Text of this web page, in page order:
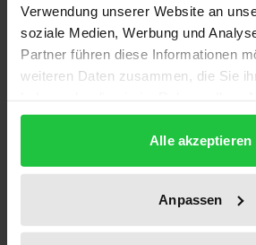
Verwendung unserer Website an
soziale Medien, Werbung und
Partner führen diese Informationen
weiteren Daten zusammen, die Sie
gesammelt haben.
Alle akzeptieren
Anpassen
seinem Gefolge der Untergang
internationalen
Arthur Andersen haben
Gefahren beleuchtet, die
Gesetzes zur Unabhängigkeit
Abschlussprüfer zugleich lukrative
Beratungsmandate von
Seit dem Jahre 2000 suchen